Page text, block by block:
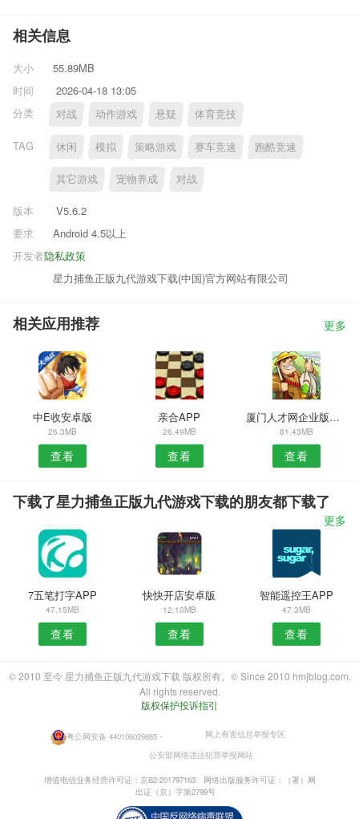
相关信息
大小
55.89MB
时间
2026-04-18 13:05
分类
对战 动作游戏 悬疑 体育竞技
TAG 休闲 模拟 策略游戏 赛车竞速 跑酷竞速
其它游戏 宠物养成 对战
版本
V5.6.2
要求
Android 4.5以上
隐私政策
开发者
星力捕鱼正版九代游戏下载(中国)官方网站有限公司
相关应用推荐 更多
中E收安卓版
26.3MB
查看
亲合APP
26.49MB
查看
厦门人才网企业版安卓版
81.43MB
查看
下载了星力捕鱼正版九代游戏下载的朋友都下载了
更多
7五笔打字APP
47.15MB
查看
快快开店安卓版
12.10MB
查看
智能遥控王APP
47.3MB
查看
© 2010 至今 星力捕鱼正版九代游戏下载 版权所有。© Since 2010 hmjblog.com.
All rights reserved.
版权保护投诉指引
粤公网安备 440106029885・
网上有害信息举报专区
公安部网络违法犯罪举报网站
增值电信业务经营许可证：京B2-201797163
网络出版服务许可证：（署）网
出证（京）字第2799号